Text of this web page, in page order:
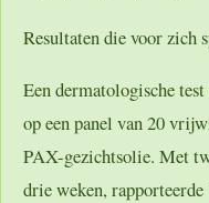
Resultaten die voor zich
Een dermatologische
op een panel van 20
PAX-gezichtsolie. Met
drie weken,